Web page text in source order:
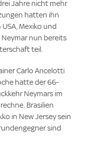
Jahre nicht mehr
hatten ihn
Mexiko und
Neymar nun bereits
teil.
Carlo Ancelotti
hatte der 66-
Neymars im
Brasilien
in New Jersey sein
sind